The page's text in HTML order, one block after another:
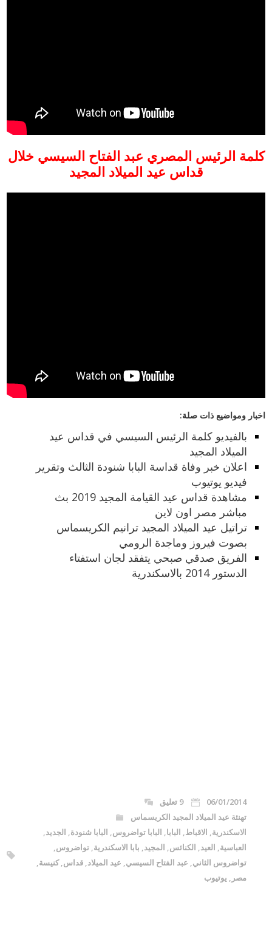
كلمة الرئيس المصري عبد الفتاح السيسي خلال
قداس عيد الميلاد المجيد
اخبار ومواضيع ذات صلة:
بالفيديو كلمة الرئيس السيسي في قداس عيد
الميلاد المجيد
اعلان خبر وفاة قداسة البابا شنودة الثالث وتقرير
فيديو يوتيوب
مشاهدة قداس عيد القيامة المجيد 2019 بث
مباشر مصر اون لاين
تراتيل عيد الميلاد المجيد ترانيم الكريسماس
بصوت فيروز وماجدة الرومي
الفريق صدقي صبحي يتفقد لجان استفتاء
الدستور 2014 بالاسكندرية
06/01/2014
9 تعليق
تهنئة عيد الميلاد المجيد الكريسماس
الاسكندرية, الاقباط, البابا, البابا تواضروس, البابا شنودة, الجديد,
العباسية, العيد, الكنائس, المجيد, بابا الاسكندرية,تواضروس,
تواضروس الثاني, عبد الفتاح السيسي, عيد الميلاد,قداس,كنيسة,
مصر , يوتيوب